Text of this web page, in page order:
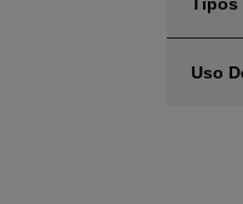
Uso